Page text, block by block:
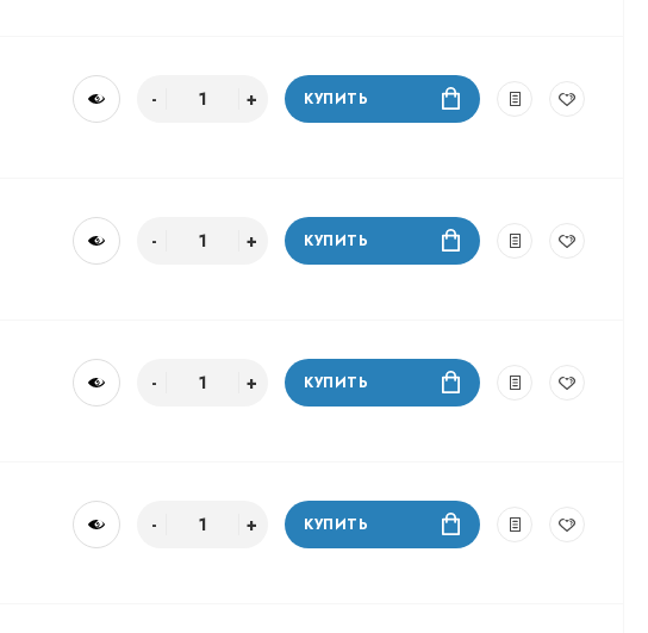
КУПИТЬ
КУПИТЬ
КУПИТЬ
КУПИТЬ